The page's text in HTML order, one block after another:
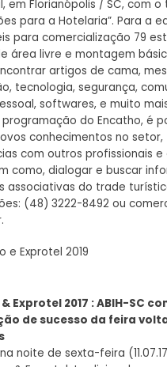
em Florianópolis / SC, com o
para a Hotelaria”. Para a
para comercialização 79
área livre e montagem
artigos de cama,
tecnologia, segurança,
softwares, e muito
do Encatho, é
conhecimentos no
com outros profissionais
como, dialogar e buscar
associativas do trade
(48) 3222-8492 ou
Exprotel 2017 : ABIH-SC
de sucesso da feira
noite de sexta-feira